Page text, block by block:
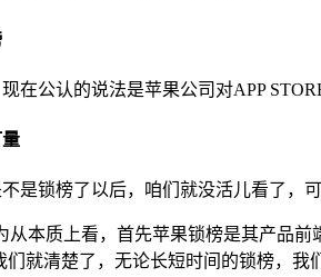
在公认的说法是苹果公司对APP
是锁榜了以后，咱们就没活儿看了，
从本质上看，首先苹果锁榜是其产品
们就清楚了，无论长短时间的锁榜，